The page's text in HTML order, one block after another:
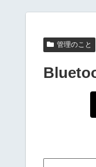
管理のこと